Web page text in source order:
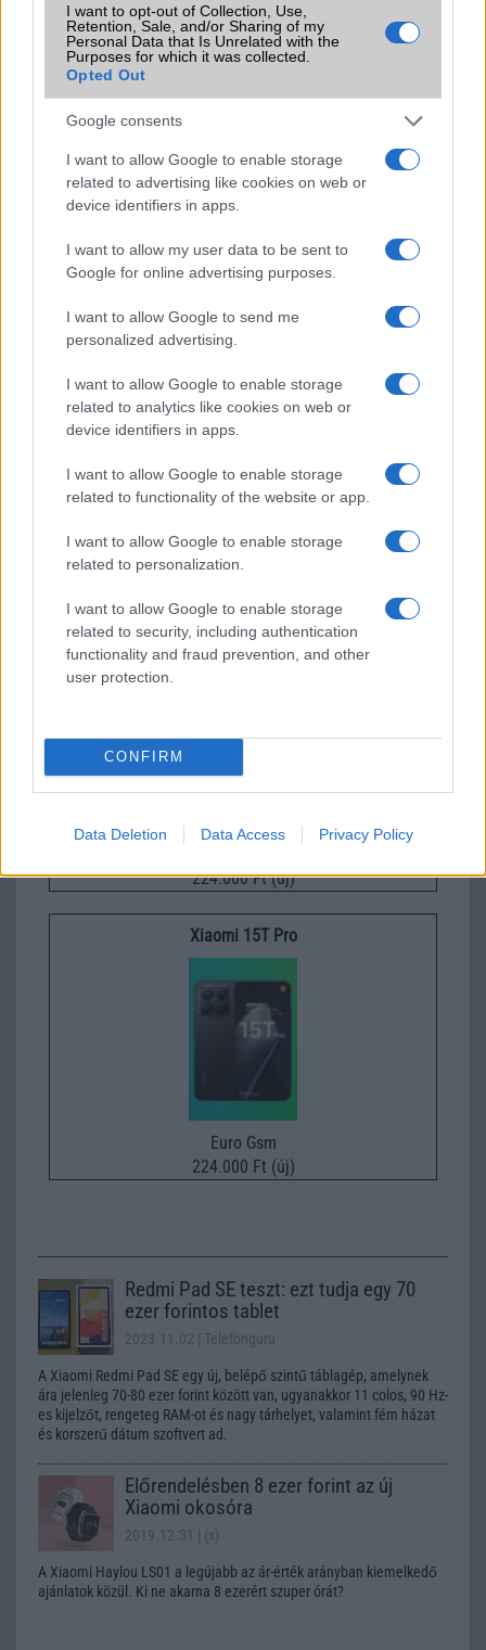
I want to opt-out of Collection, Use,
Retention, Sale, and/or Sharing of my
Personal Data that Is Unrelated with the
Purposes for which it was collected.
Opted Out
Google consents
I want to allow Google to enable storage
related to advertising like cookies on web or
device identifiers in apps.
I want to allow my user data to be sent to
Google for online advertising purposes.
I want to allow Google to send me
personalized advertising.
I want to allow Google to enable storage
related to analytics like cookies on web or
device identifiers in apps.
I want to allow Google to enable storage
related to functionality of the website or app.
I want to allow Google to enable storage
related to personalization.
I want to allow Google to enable storage
related to security, including authentication
functionality and fraud prevention, and other
user protection.
CONFIRM
Data Deletion Data Access Privacy Policy
Védelem Nincs
Limited Edition Nincs
SAR
0,00
N/A = Nincs adat. Legutóbbi frissítés: 2026-07-13 19:00:00
Euro Gsm
Xiaomi 15T Pro
224.000 Ft (új)
Xiaomi 15T Pro
Euro Gsm
224.000 Ft (új)
Redmi Pad SE teszt: ezt tudja egy 70
ezer forintos tablet
2023.11.02 | Telefonguru
A Xiaomi Redmi Pad SE egy új, belépő szintű táblagép, amelynek
ára jelenleg 70-80 ezer forint között van, ugyanakkor 11 colos, 90 Hz-
es kijelzőt, rengeteg RAM-ot és nagy tárhelyet, valamint fém házat
és korszerű dátum szoftvert ad.
Előrendelésben 8 ezer forint az új
Xiaomi okosóra
2019.12.31 | (x)
A Xiaomi Haylou LS01 a legújabb az ár-érték arányban kiemelkedő
ajánlatok közül. Ki ne akarna 8 ezerért szuper órát?